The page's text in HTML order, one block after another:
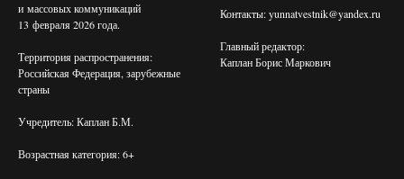
и массовых коммуникаций
13 февраля 2026 года.
Территория распространения:
Российская Федерация, зарубежные
страны
Учредитель: Каплан Б.М.
Возрастная категория: 6+
Контакты: yunnatvestnik@yandex.ru
Главный редактор:
Каплан Борис Маркович